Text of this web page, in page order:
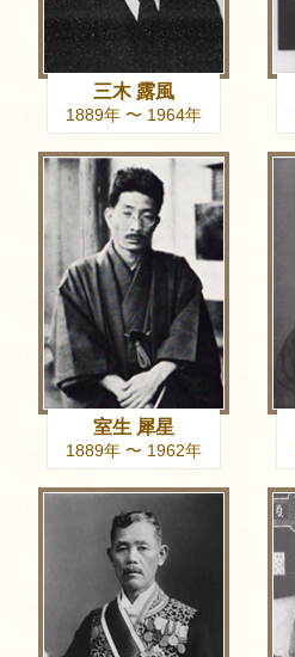
三木 露風
1889年 〜 1964年
室生 犀星
1889年 〜 1962年